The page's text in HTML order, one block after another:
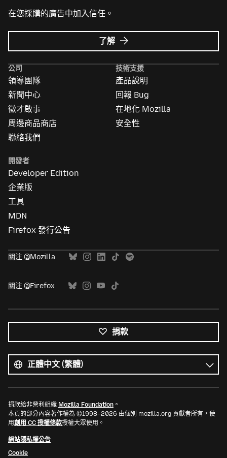
在您採購的廣告中加入信任。
了解 Mozilla
Ads
更
多
資
訊
公司
領導團隊
新聞中心
徵才啟事
周邊商品商店
聯絡我們
技術支援
產品說明
回報 Bug
在地化 Mozilla
安全性
開發者
Developer Edition
企業版
工具
MDN
Firefox 發行公告
關注 @Mozilla
關注 @Firefox
捐款
有
語
言
語
言
捐款給非營利組織 Mozilla Foundation 。
本頁的部分內容著作權為 ©1998–2026 由個別 mozilla.org 貢獻者所有，使
用創用 CC 授權條款授權大眾使用。
網站隱私權公告
Cookie